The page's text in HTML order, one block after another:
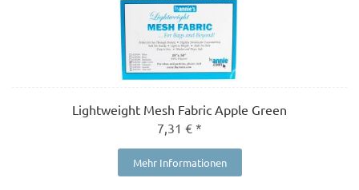
Lightweight Mesh Fabric Apple Green
7,31 € *
Mehr Informationen